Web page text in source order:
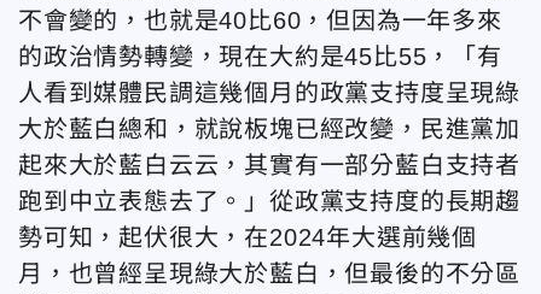
不會變的，也就是40比60，但因為一年多來
的政治情勢轉變，現在大約是45比55，「有
人看到媒體民調這幾個月的政黨支持度呈現綠
大於藍白總和，就說板塊已經改變，民進黨加
起來大於藍白云云，其實有一部分藍白支持者
跑到中立表態去了。」從政黨支持度的長期趨
勢可知，起伏很大，在2024年大選前幾個
月，也曾經呈現綠大於藍白，但最後的不分區